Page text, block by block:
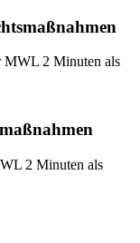
MWL 2 Minuten als
2 Minuten als